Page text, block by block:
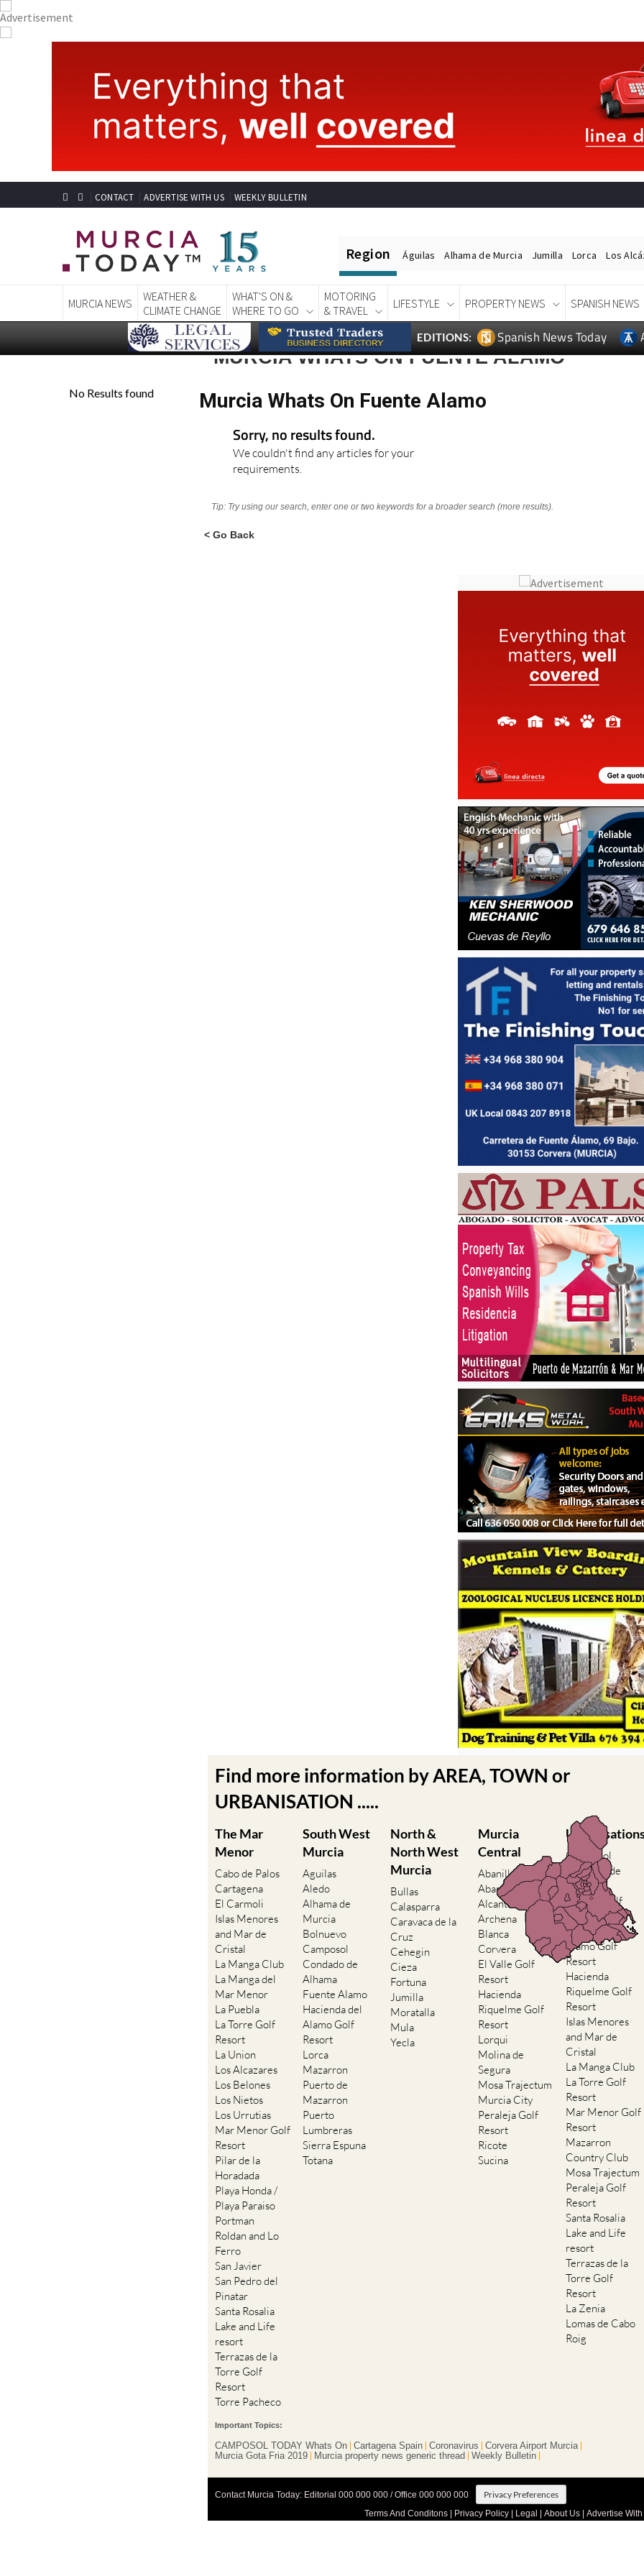
CONTACT ADVERTISE WITH US WEEKLY BULLETIN
Region Águilas Alhama de Murcia Jumilla Lorca Los
MURCIA NEWS
WEATHER &
CLIMATE CHANGE
WHAT'S ON &
WHERE TO GO
MOTORING
& TRAVEL
LIFESTYLE PROPERTY NEWS SPANISH NEWS
EDITIONS: Spanish News Today
MURCIA WHATS ON FUENTE ALAMO
Murcia Whats On Fuente Alamo
Sorry, no results found.
We couldn't find any articles for your
requirements.
Tip: Try using our search, enter one or two keywords for a broader search (more results).
< Go Back
Find more information by AREA, TOWN or
URBANISATION .....
The Mar
Menor
Cabo de Palos
Cartagena
El Carmoli
Islas Menores
and Mar de
Cristal
La Manga Club
La Manga del
Mar Menor
La Puebla
La Torre Golf
Resort
La Union
Los Alcazares
Los Belones
Los Nietos
Los Urrutias
Mar Menor Golf
Resort
Pilar de la
Horadada
Playa Honda /
Playa Paraiso
Portman
Roldan and Lo
Ferro
San Javier
San Pedro del
Pinatar
Santa Rosalia
Lake and Life
resort
Terrazas de la
Torre Golf
Resort
Torre Pacheco
South West
Murcia
Aguilas
Aledo
Alhama de
Murcia
Bolnuevo
Camposol
Condado de
Alhama
Fuente Alamo
Hacienda del
Alamo Golf
Resort
Lorca
Mazarron
Puerto de
Mazarron
Puerto
Lumbreras
Sierra Espuna
Totana
North &
North West
Murcia
Bullas
Calasparra
Caravaca de la
Cruz
Cehegin
Cieza
Fortuna
Jumilla
Moratalla
Mula
Yecla
Murcia
Central
Abanilla
Abaran
Alcantarilla
Archena
Blanca
Corvera
El Valle Golf
Resort
Hacienda
Riquelme Golf
Resort
Lorqui
Molina de
Segura
Mosa Trajectum
Murcia City
Peraleja Golf
Resort
Ricote
Sucina
Camposol
Condado de
Alhama
El Valle Golf
Resort
Hacienda del
Alamo Golf
Resort
Hacienda
Riquelme Golf
Resort
Islas Menores
and Mar de
Cristal
La Manga Club
La Torre Golf
Resort
Mar Menor Golf
Resort
Mazarron
Country Club
Mosa Trajectum
Peraleja Golf
Resort
Santa Rosalia
Lake and Life
resort
Terrazas de la
Torre Golf
Resort
La Zenia
Lomas de Cabo
Roig
Important Topics:
CAMPOSOL TODAY Whats On Cartagena Spain Coronavirus
Corvera Airport Murcia
Murcia Gota Fria 2019
Murcia property news generic thread Weekly Bulletin
Contact Murcia Today: Editorial 000 000 000 / Office 000 000 000 Privacy Preferences
Terms And Conditons| Privacy Policy| Legal About Us| Advertise